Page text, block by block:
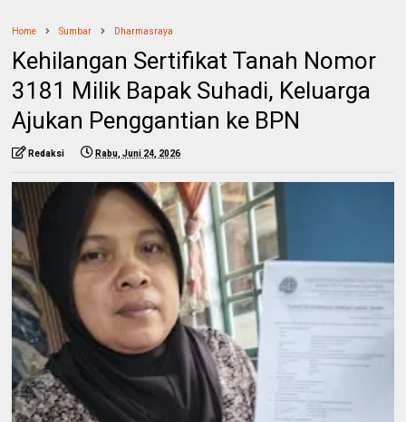
Home Sumbar Dharmasraya
Kehilangan Sertifikat Tanah Nomor
3181 Milik Bapak Suhadi, Keluarga
Ajukan Penggantian ke BPN
Redaksi Rabu, Juni 24, 2026